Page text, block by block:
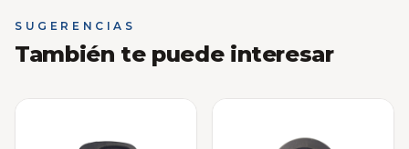
SUGERENCIAS
También te puede interesar